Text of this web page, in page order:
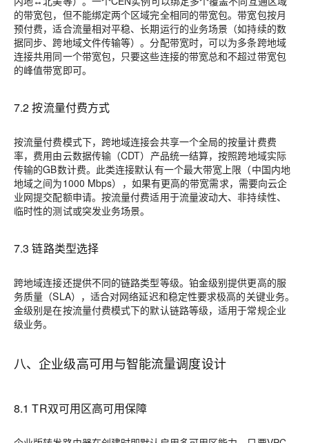
的带宽包，但不能绑定两个区域完全相同的带宽包。带宽包按月
预付费，适合流量相对平稳、长期运行的业务场景（如持续的数
据同步、跨地域文件传输等）。分配带宽时，可以为多条跨地域
连接共用同一个带宽包，只要这些连接的带宽总和不超过带宽包
的峰值带宽即可。
7.2 按流量付费方式
按流量付费模式下，跨地域连接会共享一个全局的按量计费费
率，费用由云数据传输（CDT）产品统一结算，按照跨地域实际
传输的GB数计费。此类连接默认有一个最大带宽上限（中国内地
地域之间为1000 Mbps），如果有更高的带宽需求，需要向云企
业网提交配额申请。按流量付费适用于流量波动大、非持续性、
临时性的测试或突发业务场景。
7.3 链路类型选择
跨地域连接还提供不同的链路类型等级。铂金级别提供更高的服
务质量（SLA），适合对网络延迟和稳定性要求极高的关键业务。
金级别是在按流量付费模式下的默认链路等级，适用于常规企业
级业务。
八、企业级高可用与智能流量调度设计
8.1 TR双可用区高可用保障